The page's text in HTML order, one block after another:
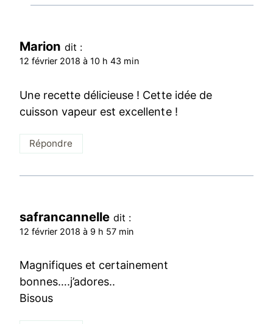
Marion dit :
12 février 2018 à 10 h 43 min
Une recette délicieuse ! Cette idée de
cuisson vapeur est excellente !
Répondre
safrancannelle dit :
12 février 2018 à 9 h 57 min
Magnifiques et certainement
bonnes….j’adores..
Bisous